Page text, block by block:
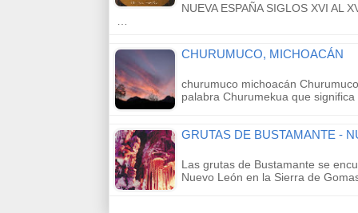
NUEVA ESPAÑA SIGLOS XVI AL
CHURUMUCO, MICHOACÁN
churumuco michoacán
palabra Churumekua que
GRUTAS DE BUSTAMANTE -
Las grutas de Bustamante se
Nuevo León en la Sierra de